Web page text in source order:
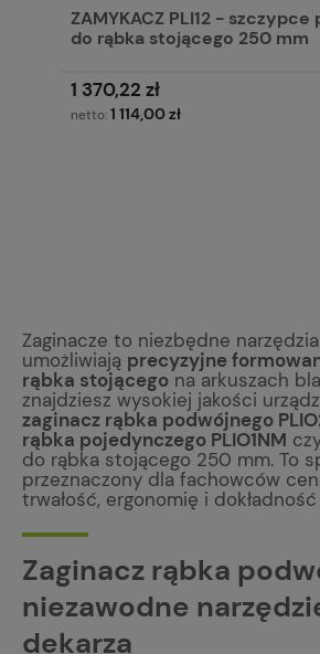
ZAMYKACZ PLI12 -
do rąbka stojącego 250 mm
1 370,22 zł
netto:1 114,00 zł
Zaginacze to niezbędne
umożliwiają precyzyjne
rąbka stojącego na arkuszach
znajdziesz wysokiej jakości
zaginacz rąbka podwójnego
rąbka pojedynczego PLIO1NM
do rąbka stojącego 250 mm. To
przeznaczony dla fachowców
trwałość, ergonomię i
Zaginacz rąbka
niezawodne
dekarza